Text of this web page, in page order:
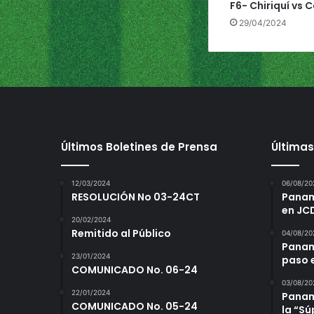
c
e
r
r
F6- Chiriquí vs
29/04/2024
Últimos Boletines de Prensa
12/03/2024
RESOLUCIÓN No 03-24CT
20/02/2024
Remitido al Público
23/01/2024
COMUNICADO No. 06-24
22/01/2024
COMUNICADO No. 05-24
06/08/
en
04/08/
paso
03/08/
la